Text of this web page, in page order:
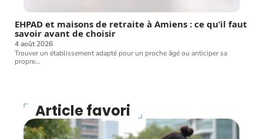
EHPAD et maisons de retraite à Amiens : ce qu’il faut
savoir avant de choisir
4 août 2026
Trouver un établissement adapté pour un proche âgé ou anticiper sa
propre…
Article favori